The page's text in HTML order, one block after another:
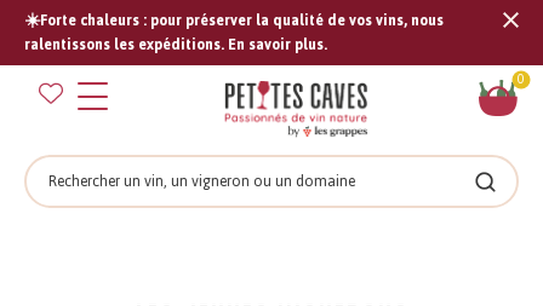
☀️Forte chaleurs : pour préserver la qualité de vos vins, nous
ralentissons les expéditions. En savoir plus.
0
Rechercher